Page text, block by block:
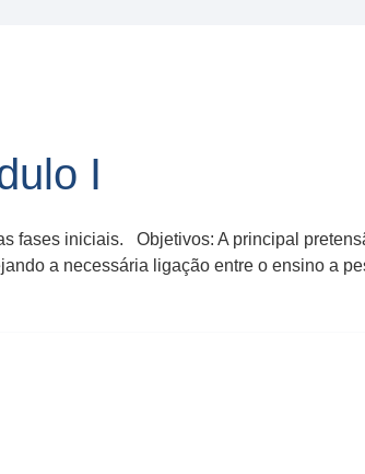
I
fases iniciais. Objetivos: A principal
a necessária ligação entre o ensino a